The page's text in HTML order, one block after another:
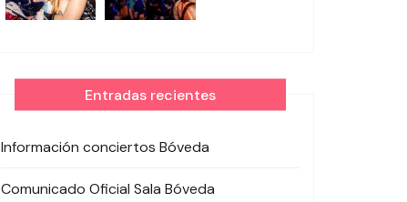
Entradas recientes
Información conciertos Bóveda
Comunicado Oficial Sala Bóveda